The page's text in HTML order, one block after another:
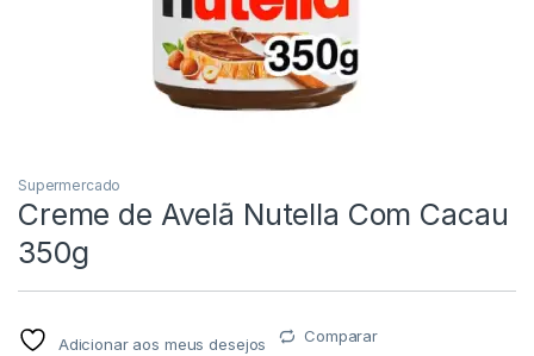
Supermercado
Creme de Avelã Nutella Com Cacau
350g
Adicionar aos meus desejos Comparar